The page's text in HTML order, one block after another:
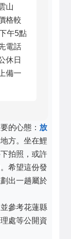
山
格較
午5點
電話
休日
備一
的心態： 放
方。坐在鯉
拍照，或許
希望這份發
出一趟屬於
參考花蓮縣
處等公開資